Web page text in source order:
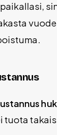
tuota